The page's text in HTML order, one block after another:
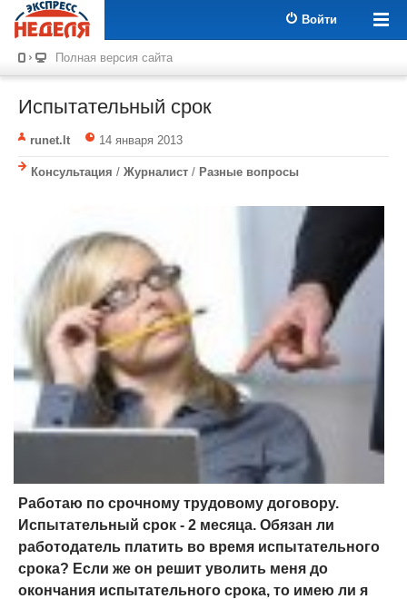
Войти
Полная версия сайта
Испытательный срок
runet.lt 14 января 2013
Консультация / Журналист / Разные вопросы
Работаю по срочному трудовому договору.
Испытательный срок - 2 месяца. Обязан ли
работодатель платить во время испытательного
срока? Если же он решит уволить меня до
окончания испытательного срока, то имею ли я